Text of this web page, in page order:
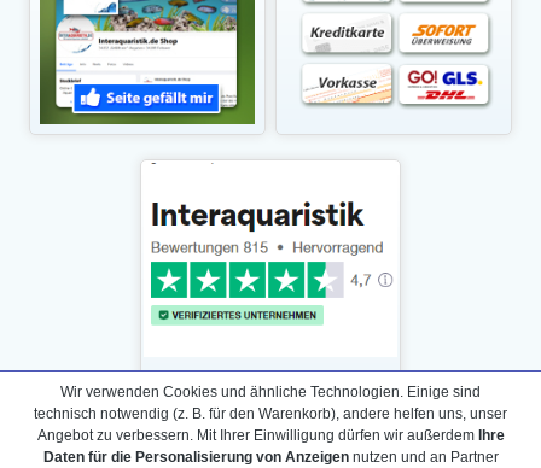
Wir verwenden Cookies und ähnliche Technologien. Einige sind
technisch notwendig (z. B. für den Warenkorb), andere helfen uns, unser
Angebot zu verbessern. Mit Ihrer Einwilligung dürfen wir außerdem Ihre
Daten für die Personalisierung von Anzeigennutzen und an Partner